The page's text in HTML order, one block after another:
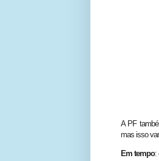
A PF
mas isso
Em tempo: